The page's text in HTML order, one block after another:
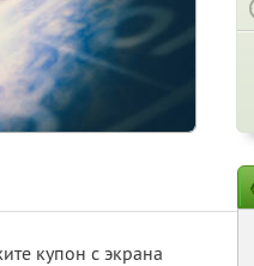
купон с экрана